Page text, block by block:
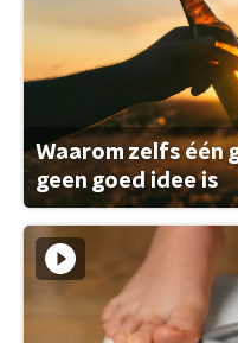
Waarom zelfs één
geen goed idee is